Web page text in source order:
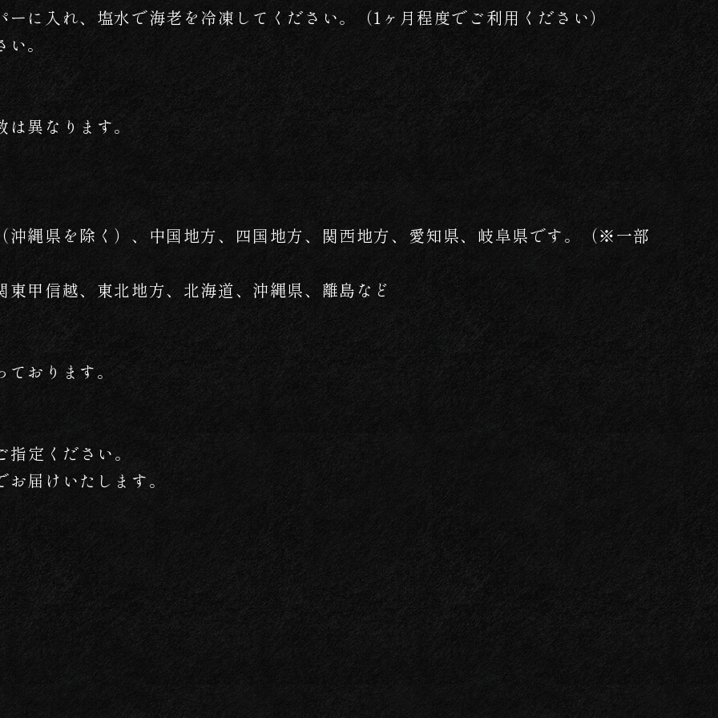
に入れ、塩水で海老を冷凍してください。（1ヶ月程度でご利用ください）
。
異なります。
縄県を除く）、中国地方、四国地方、関西地方、愛知県、岐阜県です。（※一部
甲信越、東北地方、北海道、沖縄県、離島など
おります。
定ください。
届けいたします。